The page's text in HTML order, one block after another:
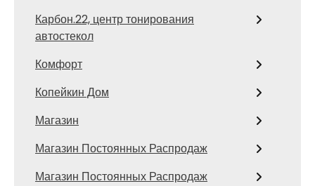
Карбон.22, центр тонирования
автостекол
Комфорт
Копейкин Дом
Магазин
Магазин Постоянных Распродаж
Магазин Постоянных Распродаж